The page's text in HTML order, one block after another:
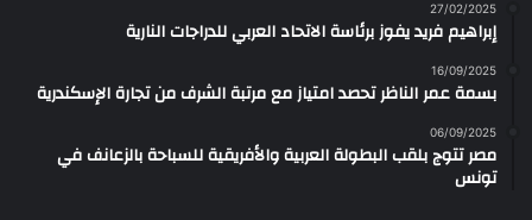
27/02/2025
إبراهيم فريد يفوز برئاسة الاتحاد العربي للدراجات النارية
16/09/2025
بسمة عمر الناظر تحصد امتياز مع مرتبة الشرف من تجارة الإسكندرية
06/09/2025
مصر تتوج بلقب البطولة العربية والأفريقية للسباحة بالزعانف في
تونس